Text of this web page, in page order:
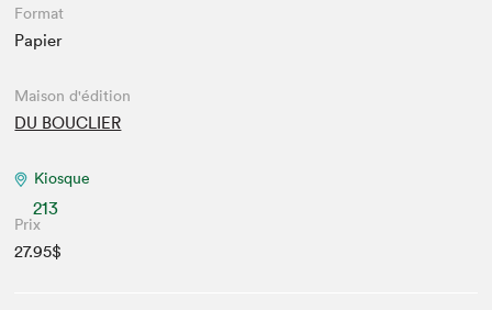
Format
Papier
Maison d'édition
DU BOUCLIER
Kiosque
213
Prix
27.95$